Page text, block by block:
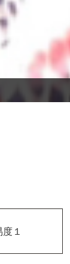
１